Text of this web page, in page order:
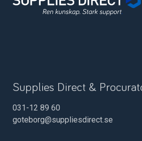
Supplies Direct &
031-12 89 60
goteborg@suppliesdirect.se